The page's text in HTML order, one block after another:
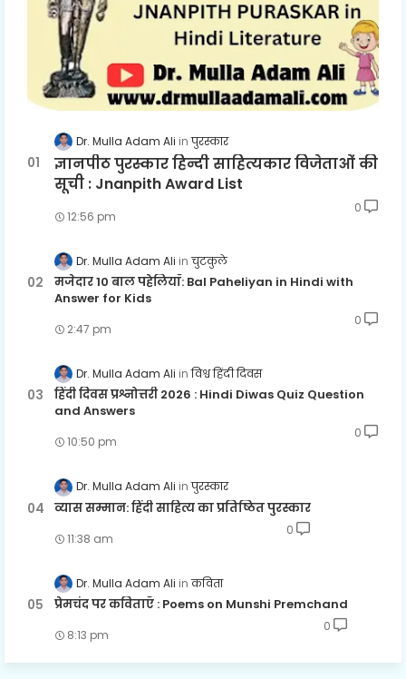
Dr. Mulla Adam Ali पुरस्कार
ज्ञानपीठ पुरस्कार हिन्दी साहित्यकार विजेताओं की
सूची : Jnanpith Award List
12:56 pm
0
Dr. Mulla Adam Ali चुटकुले
मजेदार 10 बाल पहेलियाँ: Bal Paheliyan in Hindi with
Answer for Kids
2:47 pm
0
Dr. Mulla Adam Ali विश्व हिंदी दिवस
हिंदी दिवस प्रश्नोत्तरी 2026 : Hindi Diwas Quiz Question
and Answers
10:50 pm
0
Dr. Mulla Adam Ali पुरस्कार
व्यास सम्मान: हिंदी साहित्य का प्रतिष्ठित पुरस्कार
11:38 am
0
Dr. Mulla Adam Ali कविता
प्रेमचंद पर कविताएँ : Poems on Munshi Premchand
8:13 pm
0